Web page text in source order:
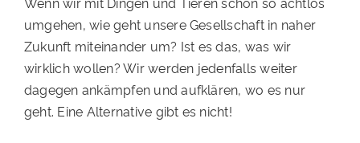
umgehen, wie geht unsere Gesellschaft in naher
Zukunft miteinander um? Ist es das, was wir
wirklich wollen? Wir werden jedenfalls weiter
dagegen ankämpfen und aufklären, wo es nur
geht. Eine Alternative gibt es nicht!